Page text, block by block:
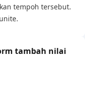
tempoh tersebut.
tambah nilai